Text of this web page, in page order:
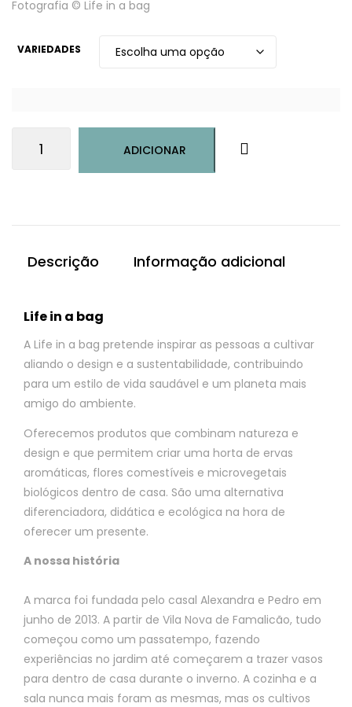
Fotografia © Life in a bag
VARIEDADES
ADICIONAR
Descrição Informação adicional
Life in a bag
A Life in a bag pretende inspirar as pessoas a cultivar
aliando o design e a sustentabilidade, contribuindo
para um estilo de vida saudável e um planeta mais
amigo do ambiente.
Oferecemos produtos que combinam natureza e
design e que permitem criar uma horta de ervas
aromáticas, flores comestíveis e microvegetais
biológicos dentro de casa. São uma alternativa
diferenciadora, didática e ecológica na hora de
oferecer um presente.
A nossa história
A marca foi fundada pelo casal Alexandra e Pedro em
junho de 2013. A partir de Vila Nova de Famalicão, tudo
começou como um passatempo, fazendo
experiências no jardim até começarem a trazer vasos
para dentro de casa durante o inverno. A cozinha e a
sala nunca mais foram as mesmas, mas os cultivos